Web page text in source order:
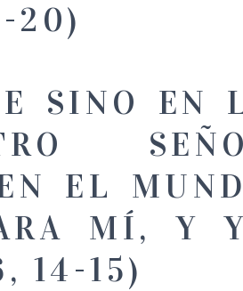
20)
SINO EN
EL
MÍ, Y
14-15)